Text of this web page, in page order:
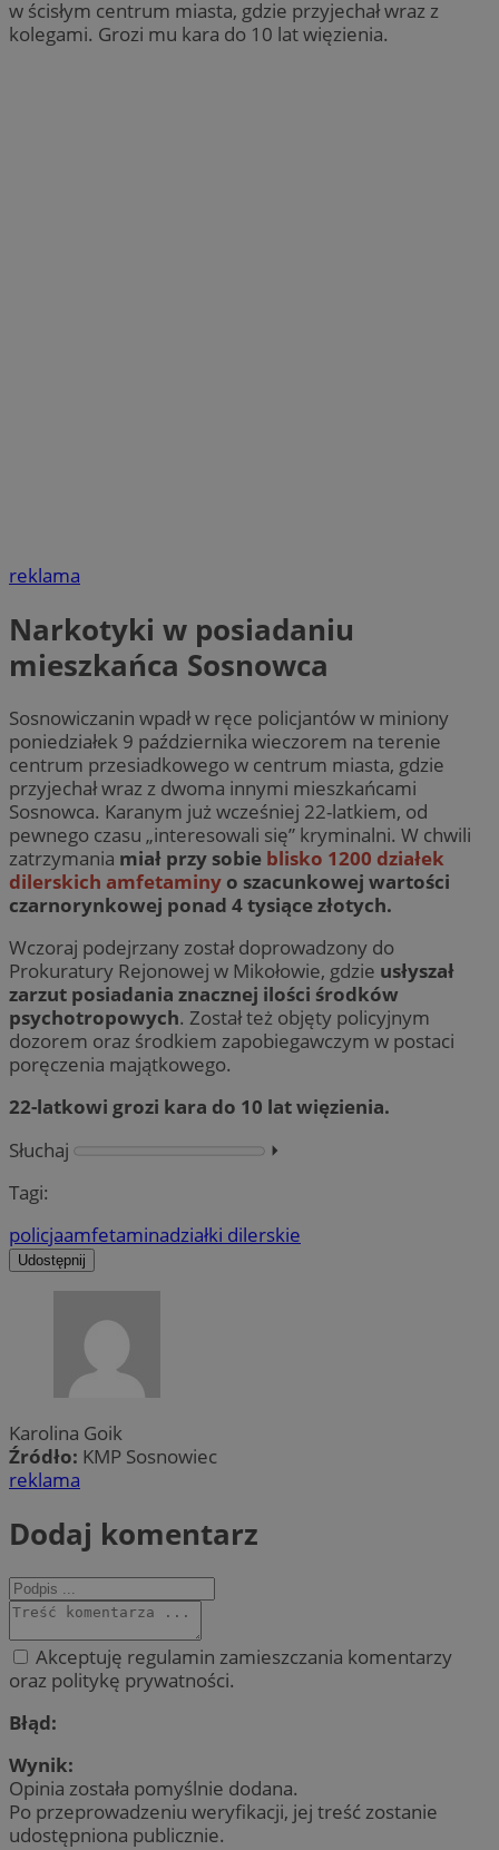
w ścisłym centrum miasta, gdzie przyjechał wraz z
kolegami. Grozi mu kara do 10 lat więzienia.
reklama
Narkotyki w posiadaniu
mieszkańca Sosnowca
Sosnowiczanin wpadł w ręce policjantów w miniony
poniedziałek 9 października wieczorem na terenie
centrum przesiadkowego w centrum miasta, gdzie
przyjechał wraz z dwoma innymi mieszkańcami
Sosnowca. Karanym już wcześniej 22-latkiem, od
pewnego czasu „interesowali się” kryminalni. W chwili
zatrzymania miał przy sobie blisko 1200 działek
dilerskich amfetaminy o szacunkowej wartości
czarnorynkowej ponad 4 tysiące złotych.
Wczoraj podejrzany został doprowadzony do
Prokuratury Rejonowej w Mikołowie, gdzie usłyszał
zarzut posiadania znacznej ilości środków
psychotropowych. Został też objęty policyjnym
dozorem oraz środkiem zapobiegawczym w postaci
poręczenia majątkowego.
22-latkowi grozi kara do 10 lat więzienia.
Słuchaj
⏵︎
Tagi:
policjaamfetaminadziałki dilerskie
Udostępnij
Karolina Goik
Źródło: KMP Sosnowiec
reklama
Dodaj komentarz
Akceptuję regulamin zamieszczania komentarzy
oraz politykę prywatności.
Błąd:
Wynik:
Opinia została pomyślnie dodana.
Po przeprowadzeniu weryfikacji, jej treść zostanie
udostępniona publicznie.